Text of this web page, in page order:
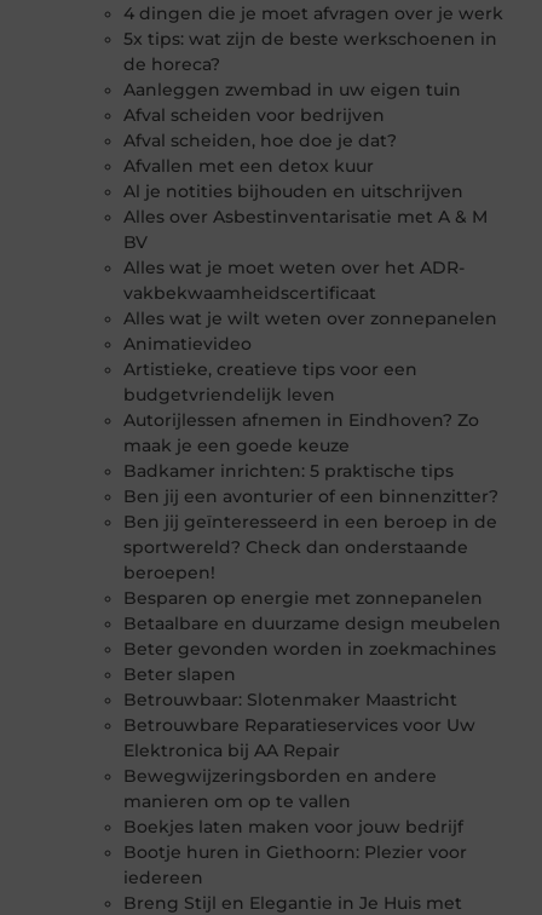
4 dingen die je moet afvragen over je werk
5x tips: wat zijn de beste werkschoenen in
de horeca?
Aanleggen zwembad in uw eigen tuin
Afval scheiden voor bedrijven
Afval scheiden, hoe doe je dat?
Afvallen met een detox kuur
Al je notities bijhouden en uitschrijven
Alles over Asbestinventarisatie met A & M
BV
Alles wat je moet weten over het ADR-
vakbekwaamheidscertificaat
Alles wat je wilt weten over zonnepanelen
Animatievideo
Artistieke, creatieve tips voor een
budgetvriendelijk leven
Autorijlessen afnemen in Eindhoven? Zo
maak je een goede keuze
Badkamer inrichten: 5 praktische tips
Ben jij een avonturier of een binnenzitter?
Ben jij geïnteresseerd in een beroep in de
sportwereld? Check dan onderstaande
beroepen!
Besparen op energie met zonnepanelen
Betaalbare en duurzame design meubelen
Beter gevonden worden in zoekmachines
Beter slapen
Betrouwbaar: Slotenmaker Maastricht
Betrouwbare Reparatieservices voor Uw
Elektronica bij AA Repair
Bewegwijzeringsborden en andere
manieren om op te vallen
Boekjes laten maken voor jouw bedrijf
Bootje huren in Giethoorn: Plezier voor
iedereen
Breng Stijl en Elegantie in Je Huis met